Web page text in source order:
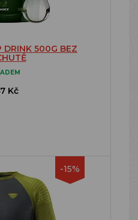
DRINK 500G BEZ
Kč
-15%